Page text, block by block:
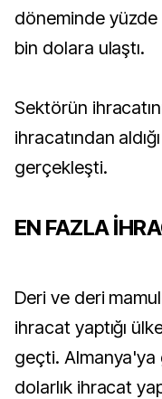
döneminde yüzde
bin dolara ulaştı.
Sektörün
ihracatından
gerçekleşti.
EN FAZLA
Deri ve deri
ihracat yaptığı
geçti. Almanya'ya
dolarlık ihracat